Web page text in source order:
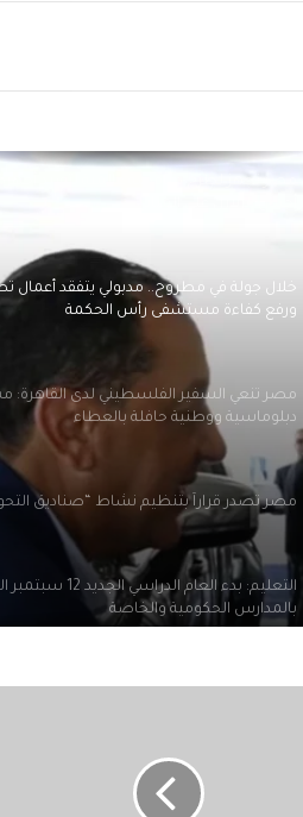
خلال جولة في مطروح.. مدبولي يتفقد أعمال
ورفع كفاءة مستشفى رأس الحكمة
مصر تنعي السفير الفلسطيني لدى القاهرة:
دبلوماسية ووطنية حافلة بالعطاء
مصر تصدر قراراً بتنظيم نشاط “صناديق
التعليم: بدء العام الدراسي
بالمدارس الحكومية والخاصة
229 ألف شكوى وطلب في يوليو.. “مدبولي”